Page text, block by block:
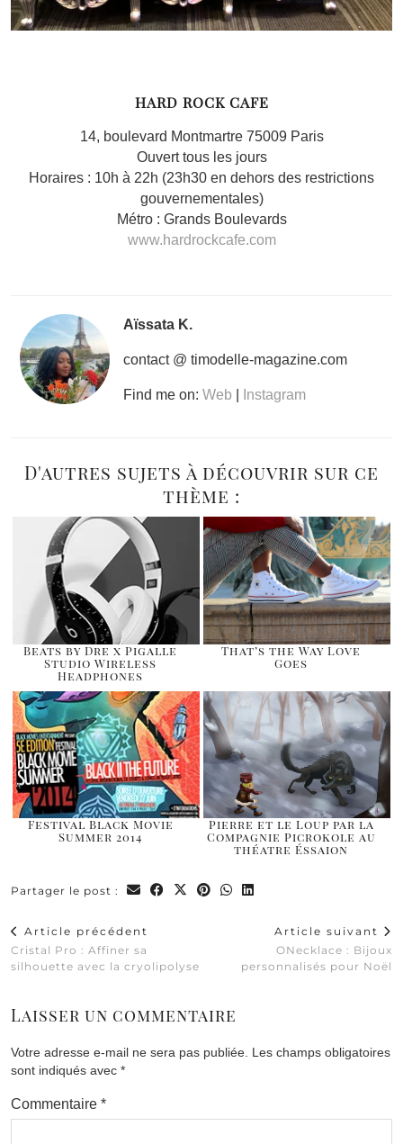
HARD ROCK CAFE
14, boulevard Montmartre 75009 Paris
Ouvert tous les jours
Horaires : 10h à 22h (23h30 en dehors des restrictions
gouvernementales)
Métro : Grands Boulevards
www.hardrockcafe.com
Aïssata K.
contact @ timodelle-magazine.com
Find me on: Web Instagram
D'autres sujets à découvrir sur ce
thème :
Beats by Dre x Pigalle
Studio Wireless
Headphones
That’s the Way Love
Goes
Festival Black Movie
Summer 2014
Pierre et le Loup par la
Compagnie Picrokole au
théatre Éssaion
Partager le post :
Article précédent
Cristal Pro : Affiner sa
silhouette avec la cryolipolyse
Article suivant
ONecklace : Bijoux
personnalisés pour Noël
Laisser un commentaire
Votre adresse e-mail ne sera pas publiée. Les champs obligatoires
sont indiqués avec *
Commentaire *